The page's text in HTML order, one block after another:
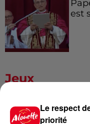
est
Jeux
Le respect
priorité